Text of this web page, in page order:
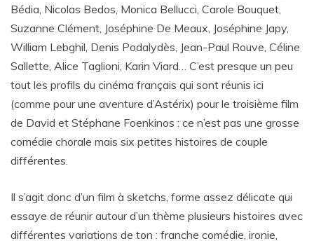
Bédia, Nicolas Bedos, Monica Bellucci, Carole Bouquet,
Suzanne Clément, Joséphine De Meaux, Joséphine Japy,
William Lebghil, Denis Podalydès, Jean-Paul Rouve, Céline
Sallette, Alice Taglioni, Karin Viard… C’est presque un peu
tout les profils du cinéma français qui sont réunis ici
(comme pour une aventure d’Astérix) pour le troisième film
de David et Stéphane Foenkinos : ce n’est pas une grosse
comédie chorale mais six petites histoires de couple
différentes.
Il s’agit donc d’un film à sketchs, forme assez délicate qui
essaye de réunir autour d’un thème plusieurs histoires avec
différentes variations de ton : franche comédie, ironie,